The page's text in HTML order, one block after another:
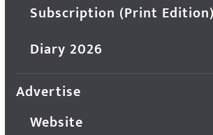
Subscription (Print Edition)
Diary 2026
Advertise
Website